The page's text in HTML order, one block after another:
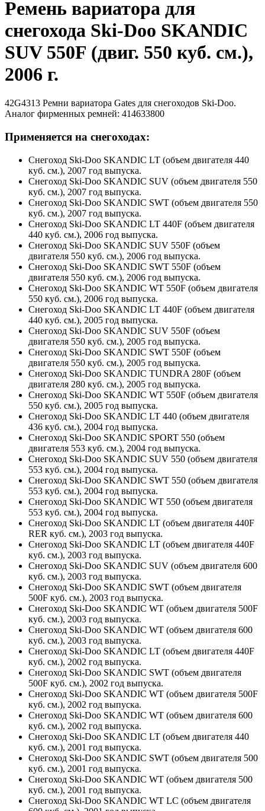
Ремень вариатора для
снегохода Ski-Doo SKANDIC
SUV 550F (двиг. 550 куб. см.),
2006 г.
42G4313 Ремни вариатора Gates для снегоходов Ski-Doo.
Аналог фирменных ремней: 414633800
Применяется на снегоходах:
Снегоход Ski-Doo SKANDIC LT (объем двигателя 440
куб. см.), 2007 год выпуска.
Снегоход Ski-Doo SKANDIC SUV (объем двигателя 550
куб. см.), 2007 год выпуска.
Снегоход Ski-Doo SKANDIC SWT (объем двигателя 550
куб. см.), 2007 год выпуска.
Снегоход Ski-Doo SKANDIC LT 440F (объем двигателя
440 куб. см.), 2006 год выпуска.
Снегоход Ski-Doo SKANDIC SUV 550F (объем
двигателя 550 куб. см.), 2006 год выпуска.
Снегоход Ski-Doo SKANDIC SWT 550F (объем
двигателя 550 куб. см.), 2006 год выпуска.
Снегоход Ski-Doo SKANDIC WT 550F (объем двигателя
550 куб. см.), 2006 год выпуска.
Снегоход Ski-Doo SKANDIC LT 440F (объем двигателя
440 куб. см.), 2005 год выпуска.
Снегоход Ski-Doo SKANDIC SUV 550F (объем
двигателя 550 куб. см.), 2005 год выпуска.
Снегоход Ski-Doo SKANDIC SWT 550F (объем
двигателя 550 куб. см.), 2005 год выпуска.
Снегоход Ski-Doo SKANDIC TUNDRA 280F (объем
двигателя 280 куб. см.), 2005 год выпуска.
Снегоход Ski-Doo SKANDIC WT 550F (объем двигателя
550 куб. см.), 2005 год выпуска.
Снегоход Ski-Doo SKANDIC LT 440 (объем двигателя
436 куб. см.), 2004 год выпуска.
Снегоход Ski-Doo SKANDIC SPORT 550 (объем
двигателя 553 куб. см.), 2004 год выпуска.
Снегоход Ski-Doo SKANDIC SUV 550 (объем двигателя
553 куб. см.), 2004 год выпуска.
Снегоход Ski-Doo SKANDIC SWT 550 (объем двигателя
553 куб. см.), 2004 год выпуска.
Снегоход Ski-Doo SKANDIC WT 550 (объем двигателя
553 куб. см.), 2004 год выпуска.
Снегоход Ski-Doo SKANDIC LT (объем двигателя 440F
RER куб. см.), 2003 год выпуска.
Снегоход Ski-Doo SKANDIC LT (объем двигателя 440F
куб. см.), 2003 год выпуска.
Снегоход Ski-Doo SKANDIC SUV (объем двигателя 600
куб. см.), 2003 год выпуска.
Снегоход Ski-Doo SKANDIC SWT (объем двигателя
500F куб. см.), 2003 год выпуска.
Снегоход Ski-Doo SKANDIC WT (объем двигателя 500F
куб. см.), 2003 год выпуска.
Снегоход Ski-Doo SKANDIC WT (объем двигателя 600
куб. см.), 2003 год выпуска.
Снегоход Ski-Doo SKANDIC LT (объем двигателя 440F
куб. см.), 2002 год выпуска.
Снегоход Ski-Doo SKANDIC SWT (объем двигателя
500F куб. см.), 2002 год выпуска.
Снегоход Ski-Doo SKANDIC WT (объем двигателя 500F
куб. см.), 2002 год выпуска.
Снегоход Ski-Doo SKANDIC WT (объем двигателя 600
куб. см.), 2002 год выпуска.
Снегоход Ski-Doo SKANDIC LT (объем двигателя 440
куб. см.), 2001 год выпуска.
Снегоход Ski-Doo SKANDIC SWT (объем двигателя 500
куб. см.), 2001 год выпуска.
Снегоход Ski-Doo SKANDIC WT (объем двигателя 500
куб. см.), 2001 год выпуска.
Снегоход Ski-Doo SKANDIC WT LC (объем двигателя